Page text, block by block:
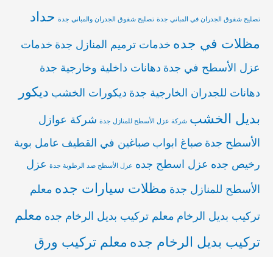
تصليح شقوق الجدران في المباني جدة تصليح شقوق الجدران والمباني جدة حداد
مظلات في جده خدمات ترميم المنازل جدة خدمات
عزل الأسطح في جدة دهانات داخلية وخارجية جدة
دهانات للجدران الخارجية جدة ديكورات الخشب ديكور
بديل الخشب شركة عزل الأسطح للمنازل جدة شركة عوازل
الأسطح جدة صباغ ابواب صباغين في القطيف عامل بوية
رخيص جده عزل اسطح جده عزل الأسطح ضد الرطوبة جدة عزل
الأسطح للمنازل جدة مظلات سيارات جده معلم
تركيب بديل الرخام معلم تركيب بديل الرخام جده معلم
تركيب بديل الرخام جده معلم تركيب ورق